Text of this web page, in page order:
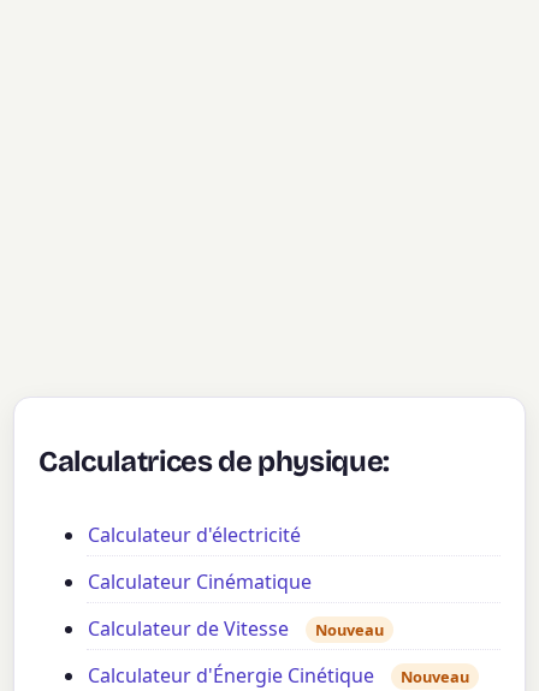
Calculatrices de physique:
Calculateur d'électricité
Calculateur Cinématique
Calculateur de Vitesse
Nouveau
Calculateur d'Énergie Cinétique Nouveau